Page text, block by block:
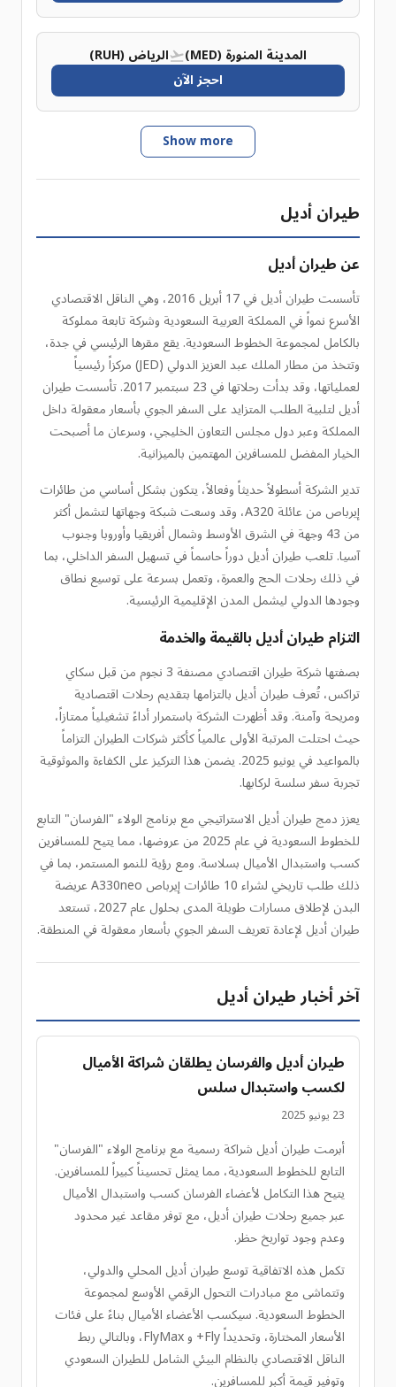
المدينة المنورة (MED)
الرياض (RUH)
احجز الآن
Show more
طيران أديل
عن طيران أديل
تأسست طيران أديل في 17 أبريل 2016، وهي الناقل الاقتصادي
الأسرع نمواً في المملكة العربية السعودية وشركة تابعة مملوكة
بالكامل لمجموعة الخطوط السعودية. يقع مقرها الرئيسي في جدة،
وتتخذ من مطار الملك عبد العزيز الدولي (JED) مركزاً رئيسياً
لعملياتها، وقد بدأت رحلاتها في 23 سبتمبر 2017. تأسست طيران
أديل لتلبية الطلب المتزايد على السفر الجوي بأسعار معقولة داخل
المملكة وعبر دول مجلس التعاون الخليجي، وسرعان ما أصبحت
الخيار المفضل للمسافرين المهتمين بالميزانية.
تدير الشركة أسطولاً حديثاً وفعالاً، يتكون بشكل أساسي من طائرات
إيرباص من عائلة A320، وقد وسعت شبكة وجهاتها لتشمل أكثر
من 43 وجهة في الشرق الأوسط وشمال أفريقيا وأوروبا وجنوب
آسيا. تلعب طيران أديل دوراً حاسماً في تسهيل السفر الداخلي، بما
في ذلك رحلات الحج والعمرة، وتعمل بسرعة على توسيع نطاق
وجودها الدولي ليشمل المدن الإقليمية الرئيسية.
التزام طيران أديل بالقيمة والخدمة
بصفتها شركة طيران اقتصادي مصنفة 3 نجوم من قبل سكاي
تراكس، تُعرف طيران أديل بالتزامها بتقديم رحلات اقتصادية
ومريحة وآمنة. وقد أظهرت الشركة باستمرار أداءً تشغيلياً ممتازاً،
حيث احتلت المرتبة الأولى عالمياً كأكثر شركات الطيران التزاماً
بالمواعيد في يونيو 2025. يضمن هذا التركيز على الكفاءة والموثوقية
تجربة سفر سلسة لركابها.
يعزز دمج طيران أديل الاستراتيجي مع برنامج الولاء "الفرسان" التابع
للخطوط السعودية في عام 2025 من عروضها، مما يتيح للمسافرين
كسب واستبدال الأميال بسلاسة. ومع رؤية للنمو المستمر، بما في
ذلك طلب تاريخي لشراء 10 طائرات إيرباص A330neo عريضة
البدن لإطلاق مسارات طويلة المدى بحلول عام 2027، تستعد
طيران أديل لإعادة تعريف السفر الجوي بأسعار معقولة في المنطقة.
آخر أخبار طيران أديل
طيران أديل والفرسان يطلقان شراكة الأميال
لكسب واستبدال سلس
23 يونيو 2025
أبرمت طيران أديل شراكة رسمية مع برنامج الولاء "الفرسان"
التابع للخطوط السعودية، مما يمثل تحسيناً كبيراً للمسافرين.
يتيح هذا التكامل لأعضاء الفرسان كسب واستبدال الأميال
عبر جميع رحلات طيران أديل، مع توفر مقاعد غير محدود
وعدم وجود تواريخ حظر.
تكمل هذه الاتفاقية توسع طيران أديل المحلي والدولي،
وتتماشى مع مبادرات التحول الرقمي الأوسع لمجموعة
الخطوط السعودية. سيكسب الأعضاء الأميال بناءً على فئات
الأسعار المختارة، وتحديداً Fly+ و FlyMax، وبالتالي ربط
الناقل الاقتصادي بالنظام البيئي الشامل للطيران السعودي
وتوفير قيمة أكبر للمسافرين.